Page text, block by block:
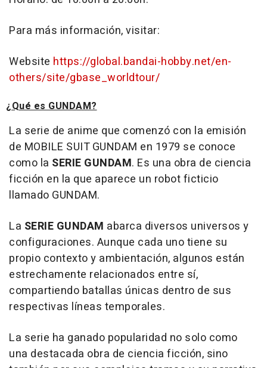
Para más información, visitar:
Website https://global.bandai-hobby.net/en-
others/site/gbase_worldtour/
¿Qué es GUNDAM?
La serie de anime que comenzó con la emisión
de MOBILE SUIT GUNDAM en 1979 se conoce
como la SERIE GUNDAM. Es una obra de ciencia
ficción en la que aparece un robot ficticio
llamado GUNDAM.
La SERIE GUNDAM abarca diversos universos y
configuraciones. Aunque cada uno tiene su
propio contexto y ambientación, algunos están
estrechamente relacionados entre sí,
compartiendo batallas únicas dentro de sus
respectivas líneas temporales.
La serie ha ganado popularidad no solo como
una destacada obra de ciencia ficción, sino